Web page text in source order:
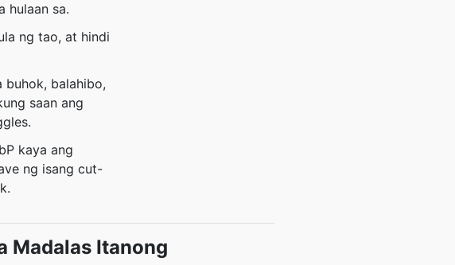
hulaan sa.
ng tao, at hindi
buhok, balahibo,
saan ang
kaya ang
ng isang cut-
Madalas Itanong